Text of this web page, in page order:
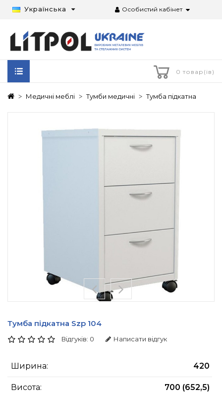
Українська Особистий кабінет
0 товар(ів)
Медичні меблі Тумби медичні Тумба підкатна
Тумба підкатна Szp 104
Відгуків: 0 Написати відгук
Ширина: 420
Висота: 700 (652,5)